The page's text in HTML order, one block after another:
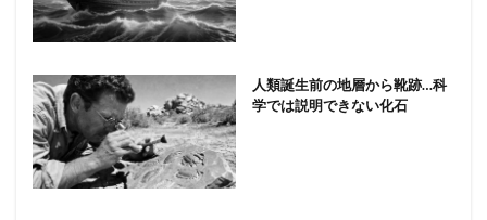
人類誕生前の地層から靴跡…科
学では説明できない化石